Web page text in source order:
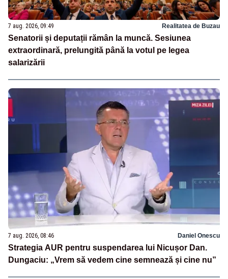
7 aug. 2026, 09:49 Realitatea de Buzau
Senatorii și deputații rămân la muncă. Sesiunea
extraordinară, prelungită până la votul pe legea
salarizării
7 aug. 2026, 08:46 Daniel Onescu
Strategia AUR pentru suspendarea lui Nicușor Dan.
Dungaciu: „Vrem să vedem cine semnează și cine nu”